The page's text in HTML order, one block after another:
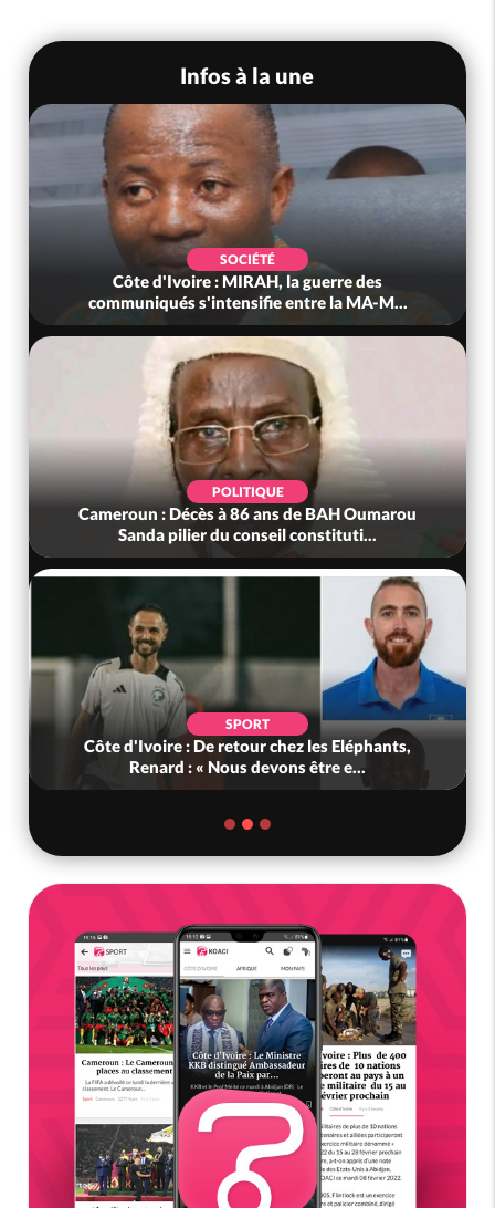
Infos à la une
SOCIÉTÉ
Côte d'Ivoire : MIRAH, la guerre des
communiqués s'intensifie entre la MA-M...
POLITIQUE
Cameroun : Décès à 86 ans de BAH Oumarou
Sanda pilier du conseil constituti...
SPORT
Côte d'Ivoire : De retour chez les Eléphants,
Renard : « Nous devons être e...